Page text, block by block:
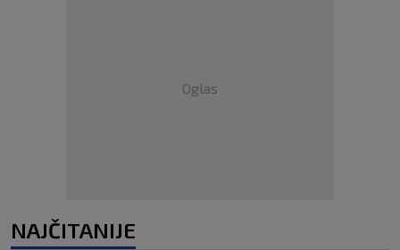
Oglas
NAJČITANIJE